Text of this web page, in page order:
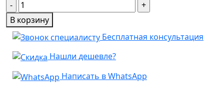
Количество
товара
Беседка
Англия
ø3.247м.
В корзину
Бесплатная консультация
Нашли дешевле?
Написать в WhatsApp